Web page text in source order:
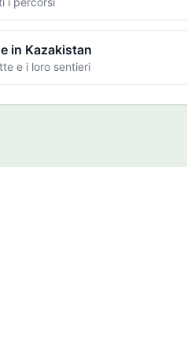
in Kazakistan
e i loro sentieri